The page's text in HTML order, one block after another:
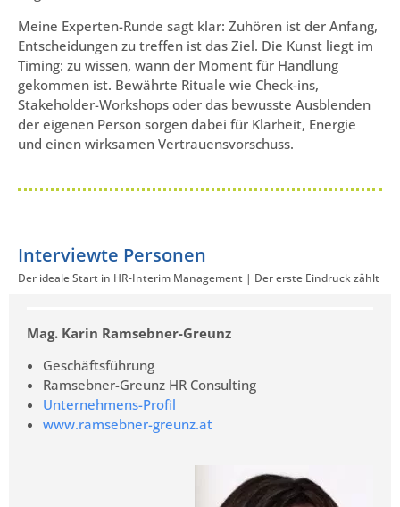
Meine Experten-Runde sagt klar: Zuhören ist der Anfang,
Entscheidungen zu treffen ist das Ziel. Die Kunst liegt im
Timing: zu wissen, wann der Moment für Handlung
gekommen ist. Bewährte Rituale wie Check-ins,
Stakeholder-Workshops oder das bewusste Ausblenden
der eigenen Person sorgen dabei für Klarheit, Energie
und einen wirksamen Vertrauensvorschuss.
Interviewte Personen
Der ideale Start in HR-Interim Management | Der erste Eindruck zählt
Mag. Karin Ramsebner-Greunz
Geschäftsführung
Ramsebner-Greunz HR Consulting
Unternehmens-Profil
www.ramsebner-greunz.at